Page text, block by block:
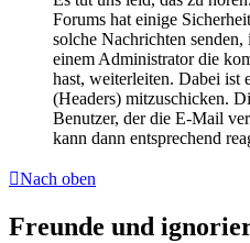
Forums hat einige
solche Nachrichten
einem Administrator die
hast, weiterleiten. Dabei ist
(Headers) mitzuschicken.
Benutzer, der die E-Mail
kann dann entsprechend
Nach oben
Freunde und